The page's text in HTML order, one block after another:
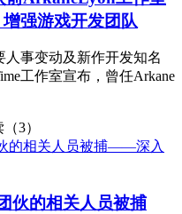
强游戏开发团队
人事变动及新作开发知名
工作室宣布，曾任Arkane
3）
伙的相关人员被捕